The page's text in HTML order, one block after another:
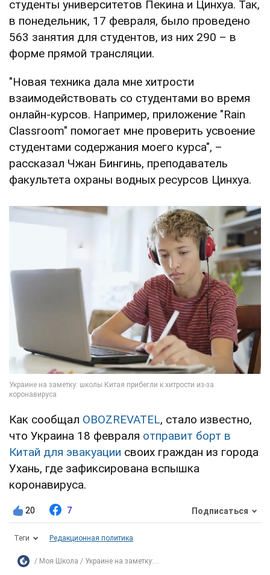
студенты университетов Пекина и Цинхуа. Так,
в понедельник, 17 февраля, было проведено
563 занятия для студентов, из них 290 – в
форме прямой трансляции.
"Новая техника дала мне хитрости
взаимодействовать со студентами во время
онлайн-курсов. Например, приложение "Rain
Classroom" помогает мне проверить усвоение
студентами содержания моего курса", –
рассказал Чжан Бингинь, преподаватель
факультета охраны водных ресурсов Цинхуа.
Как сообщал OBOZREVATEL, стало известно,
что Украина 18 февраля отправит борт в
Китай для эвакуации своих граждан из города
Ухань, где зафиксирована вспышка
коронавируса.
20 7 Подписаться
Теги Редакционная политика
Моя Школа Украине на заметку:...